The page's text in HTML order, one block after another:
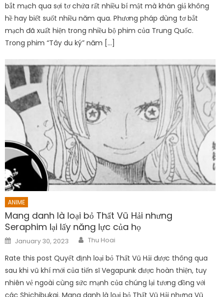
bắt mạch qua sợi tơ chứa rất nhiều bí mật mà khán giả không
hề hay biết suốt nhiều năm qua. Phương pháp dùng tơ bắt
mạch đã xuất hiện trong nhiều bộ phim của Trung Quốc.
Trong phim “Tây du ký” năm […]
ANIME
Mang danh là loại bỏ Thất Vũ Hải nhưng
Seraphim lại lấy năng lực của họ
Posted
on
January 30, 2023 Author
Thu Hoai
Rate this post Quyết định loại bỏ Thất Vũ Hải được thông qua
sau khi vũ khí mới của tiến sĩ Vegapunk được hoàn thiện, tuy
nhiên vẻ ngoài cùng sức mạnh của chúng lại tương đồng với
các Shichibukai. Mang danh là loại bỏ Thất Vũ Hải nhưng Vũ